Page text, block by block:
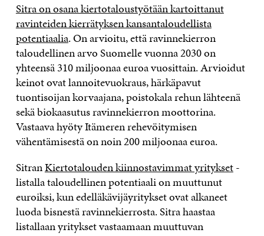
Sitra on osana kiertotaloustyötään kartoittanut
ravinteiden kierrätyksen kansantaloudellista
potentiaalia. On arvioitu, että ravinnekierron
taloudellinen arvo Suomelle vuonna 2030 on
yhteensä 310 miljoonaa euroa vuosittain. Arvioidut
keinot ovat lannoitevuokraus, härkäpavut
tuontisoijan korvaajana, poistokala rehun lähteenä
sekä biokaasutus ravinnekierron moottorina.
Vastaava hyöty Itämeren rehevöitymisen
vähentämisestä on noin 200 miljoonaa euroa.
SitranKiertotalouden kiinnostavimmat yritykset-
listalla taloudellinen potentiaali on muuttunut
euroiksi, kun edelläkävijäyritykset ovat alkaneet
luoda bisnestä ravinnekierrosta. Sitra haastaa
listallaan yritykset vastaamaan muuttuvan